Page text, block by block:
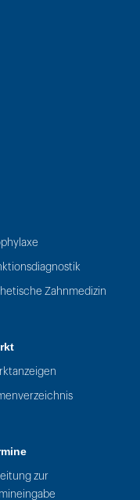
Zahnmedizin
zur